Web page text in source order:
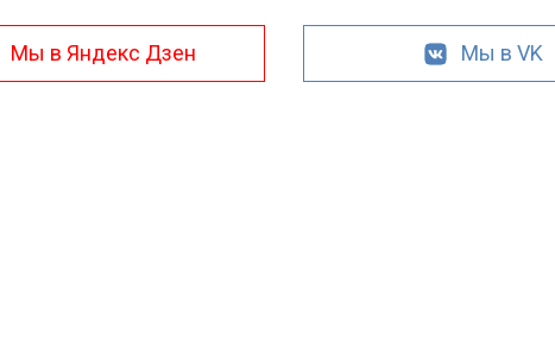
Мы в Яндекс Дзен Мы в VK